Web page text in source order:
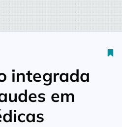
integrada combate fraudes em
integrada
em